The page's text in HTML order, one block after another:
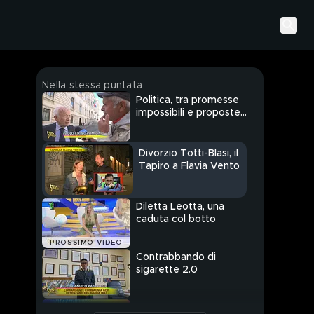
Nella stessa puntata
Politica, tra promesse
impossibili e proposte
Divorzio Totti-Blasi, il
Tapiro a Flavia Vento
PROSSIMO VIDEO
Diletta Leotta, una
caduta col botto
Contrabbando di
sigarette 2.0